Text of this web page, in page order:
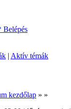
Belépés
| Aktív témák
kezdőlap » »